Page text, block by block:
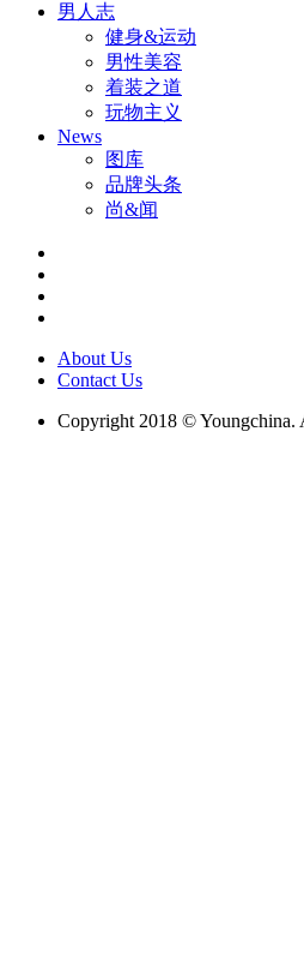
男人志
健身&运动
男性美容
着装之道
玩物主义
News
图库
品牌头条
尚&闻
About Us
Contact Us
Copyright 2018 © Youngchina.